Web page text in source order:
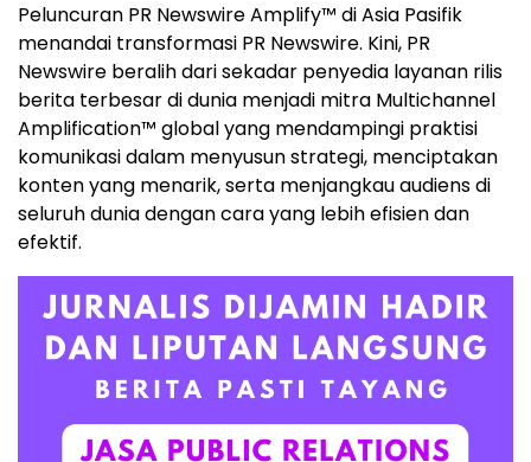
Peluncuran PR Newswire Amplify™ di Asia Pasifik
menandai transformasi PR Newswire. Kini, PR
Newswire beralih dari sekadar penyedia layanan rilis
berita terbesar di dunia menjadi mitra Multichannel
Amplification™ global yang mendampingi praktisi
komunikasi dalam menyusun strategi, menciptakan
konten yang menarik, serta menjangkau audiens di
seluruh dunia dengan cara yang lebih efisien dan
efektif.